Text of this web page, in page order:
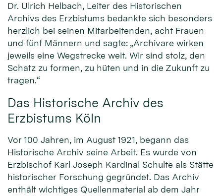
Dr. Ulrich Helbach, Leiter des Historischen
Archivs des Erzbistums bedankte sich besonders
herzlich bei seinen Mitarbeitenden, acht Frauen
und fünf Männern und sagte: „Archivare wirken
jeweils eine Wegstrecke weit. Wir sind stolz, den
Schatz zu formen, zu hüten und in die Zukunft zu
tragen.“
Das Historische Archiv des
Erzbistums Köln
Vor 100 Jahren, im August 1921, begann das
Historische Archiv seine Arbeit. Es wurde von
Erzbischof Karl Joseph Kardinal Schulte als Stätte
historischer Forschung gegründet. Das Archiv
enthält wichtiges Quellenmaterial ab dem Jahr